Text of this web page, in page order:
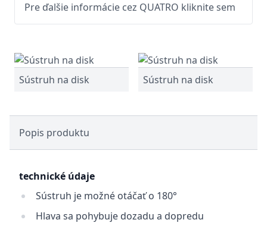
Pre ďalšie informácie cez QUATRO kliknite sem
Sústruh na disk Sústruh na disk
Popis produktu
technické údaje
Sústruh je možné otáčať o 180°
Hlava sa pohybuje dozadu a dopredu